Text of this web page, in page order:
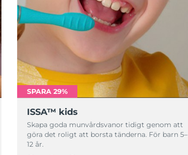
SPARA 29%
ISSA™ kids
Skapa goda munvårdsvanor tidigt genom att
göra det roligt att borsta tänderna. För barn 5–
12 år.